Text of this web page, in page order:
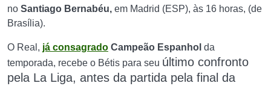
no Santiago Bernabéu, em Madrid (ESP), às 16 horas, (de
Brasília).
O Real, já consagrado Campeão Espanhol da
temporada, recebe o Bétis para seu último confronto
pela La Liga, antes da partida pela final da